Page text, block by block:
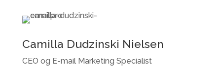
Camilla Dudzinski Nielsen
CEO og E-mail Marketing Specialist